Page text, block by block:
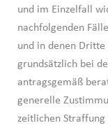
und im Einzelfall
nachfolgenden
und in denen
grundsätzlich bei
antragsgemäß
generelle
zeitlichen Straffung